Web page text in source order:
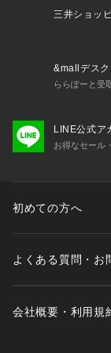
三井ショッ
&mallデスク
ららぽーと受
LINE公式ア
お得なセール
初めての方へ
よくある質問・お
会社概要・利用規